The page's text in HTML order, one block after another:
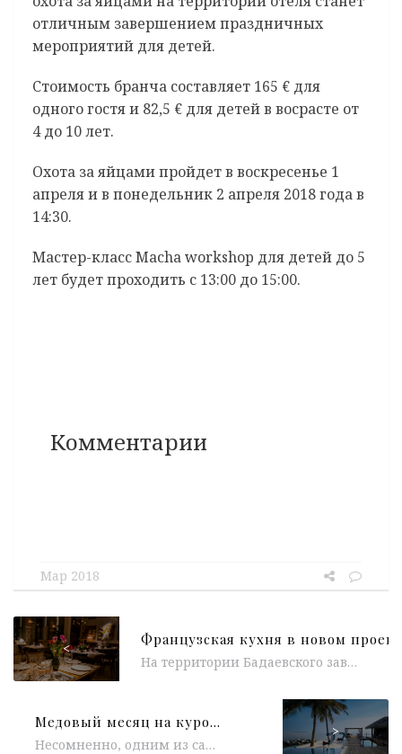
отличным завершением праздничных
мероприятий для детей.
Стоимость бранча составляет 165 € для
одного гостя и 82,5 € для детей в восрасте от
4 до 10 лет.
Охота за яйцами пройдет в воскресенье 1
апреля и в понедельник 2 апреля 2018 года в
14:30.
Мастер-класс Maсha workshop для детей до 5
лет будет проходить с 13:00 до 15:00.
Комментарии
Мар 2018
<
На территории Бадаевского завода открылся Salon — новый проект Аркадия Новикова с домашней гастрономической кухней от одного из лучших французских...
Медовый месяц на курорте Velaa Private Island
Несомненно, одним из самых райских мест на планете, являются Мальдивские острова. Курорт Velaa Private Island подготовил для своих влюбленных гостей незабываемую...
>